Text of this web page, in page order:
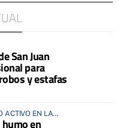
San Juan
para
y estafas
ACTIVO EN LA
en